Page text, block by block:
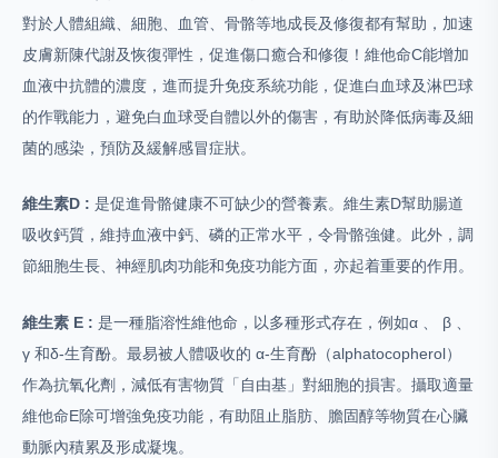
對於人體組織、細胞、血管、骨骼等地成長及修復都有幫助，加速
皮膚新陳代謝及恢復彈性，促進傷口癒合和修復！維他命C能增加
血液中抗體的濃度，進而提升免疫系統功能，促進白血球及淋巴球
的作戰能力，避免白血球受自體以外的傷害，有助於降低病毒及細
菌的感染，預防及緩解感冒症狀。
維生素D : 是促進骨骼健康不可缺少的營養素。維生素D幫助腸道
吸收鈣質，維持血液中鈣、磷的正常水平，令骨骼強健。此外，調
節細胞生長、神經肌肉功能和免疫功能方面，亦起着重要的作用。
維生素 E : 是一種脂溶性維他命，以多種形式存在，例如α 、 β 、
γ 和δ-生育酚。最易被人體吸收的 α-生育酚（alphatocopherol）
作為抗氧化劑，減低有害物質「自由基」對細胞的損害。攝取適量
維他命E除可增強免疫功能，有助阻止脂肪、膽固醇等物質在心臟
動脈內積累及形成凝塊。